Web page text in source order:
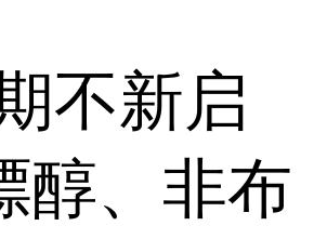
不新启
醇、非布